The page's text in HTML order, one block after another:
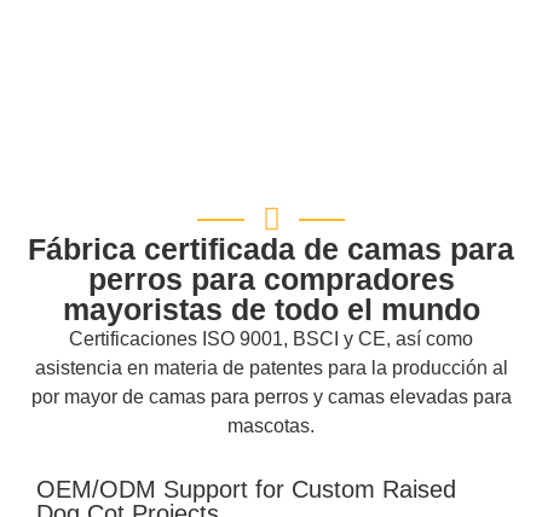
Fábrica certificada de camas para
perros para compradores
mayoristas de todo el mundo
Certificaciones ISO 9001, BSCI y CE, así como
asistencia en materia de patentes para la producción al
por mayor de camas para perros y camas elevadas para
mascotas.
OEM/ODM Support for Custom Raised